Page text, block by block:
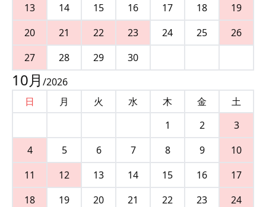
13
14 15 16 17 18
19
20
21 22 23 24 25
26
27
28 29 30
10月 /2026
日
月 火 水 木 金
土
1
2
3
4
5 6 7 8 9
10
11
12 13 14 15 16
17
18
19 20 21 22 23
24